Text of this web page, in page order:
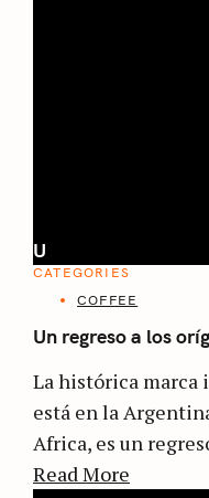
U
CATEGORIES
COFFEE
Un regreso a los
La histórica marca
está en la
Africa, es un
Read More